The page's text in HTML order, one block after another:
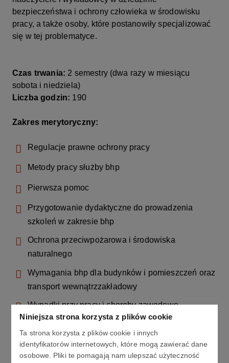
Niniejsza strona korzysta z plików cookie
Ta strona korzysta z plików cookie i innych
identyfikatorów internetowych, które mogą zawierać dane
osobowe. Pliki te pomagają nam ulepszać użyteczność
bezpieczeństwa i ochrony człowieka w środowisku
pracy, a także osoby, które postanowiły specjalizować
się w tej problematyce.
Czas trwania: 2 semestry (dwa razy w miesiącu
sobota i niedziela)
Liczba godzin: 190
Zakres merytoryczny:
Regulacje prawne ochrony pracy
Metody pracy służby bhp
Pierwsza pomoc
Przygotowanie dydaktyczne do prowadzenia
szkoleń w zakresie bhp
Ochrona przeciwpożarowa i środowiska
naturalnego
Wymagania bhp dla budynków i pomieszczeń oraz
transport wewnątrzzakładowy
Wypadki przy pracy i choroby zawodowe –
okoliczności, przyczyny, analiza
Dokumentacja bhp
Ergonomia z elementami antropometrii